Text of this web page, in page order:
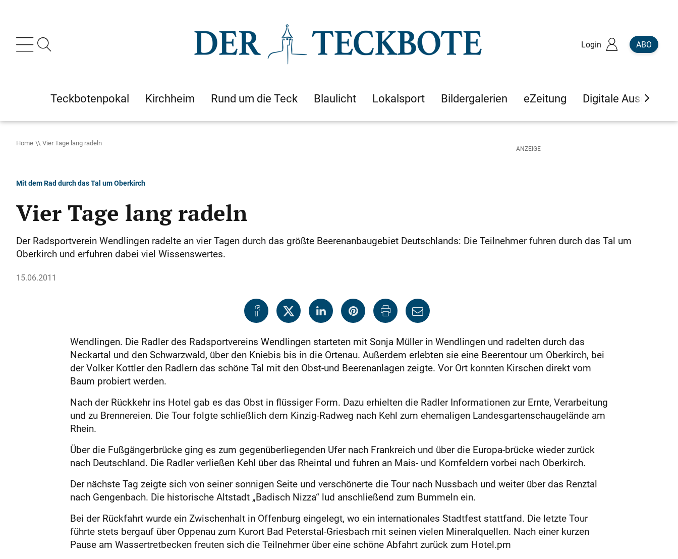
Login ABO
Teckbotenpokal Kirchheim Rund um die Teck Blaulicht Lokalsport Bildergalerien eZeitung Digitale Ausgaben
Home Vier Tage lang radeln
Mit dem Rad durch das Tal um Oberkirch
Vier Tage lang radeln
Der Radsportverein Wendlingen radelte an vier Tagen durch das größte Beerenanbaugebiet Deutschlands: Die Teilnehmer fuhren durch das Tal um
Oberkirch und erfuhren dabei viel Wissenswertes.
15.06.2011
Wendlingen. Die Radler des Radsportvereins Wendlingen starteten mit Sonja Müller in Wendlingen und radelten durch das
Neckartal und den Schwarzwald, über den Kniebis bis in die Ortenau. Außerdem erlebten sie eine Beerentour um Oberkirch, bei
der Volker Kottler den Radlern das schöne Tal mit den Obst-und Beerenanlagen zeigte. Vor Ort konnten Kirschen direkt vom
Baum probiert werden.
Nach der Rückkehr ins Hotel gab es das Obst in flüssiger Form. Dazu erhielten die Radler Informationen zur Ernte, Verarbeitung
und zu Brennereien. Die Tour folgte schließlich dem Kinzig-Radweg nach Kehl zum ehemaligen Landesgartenschaugelände am
Rhein.
Über die Fußgängerbrücke ging es zum gegenüberliegenden Ufer nach Frankreich und über die Europa-brücke wieder zurück
nach Deutschland. Die Radler verließen Kehl über das Rheintal und fuhren an Mais- und Kornfeldern vorbei nach Oberkirch.
Der nächste Tag zeigte sich von seiner sonnigen Seite und verschönerte die Tour nach Nussbach und weiter über das Renztal
nach Gengenbach. Die historische Altstadt „Badisch Nizza“ lud anschließend zum Bummeln ein.
Bei der Rückfahrt wurde ein Zwischenhalt in Offenburg eingelegt, wo ein internationales Stadtfest stattfand. Die letzte Tour
führte stets bergauf über Oppenau zum Kurort Bad Peterstal-Griesbach mit seinen vielen Mineralquellen. Nach einer kurzen
Pause am Wassertretbecken freuten sich die Teilnehmer über eine schöne Abfahrt zurück zum Hotel.pm